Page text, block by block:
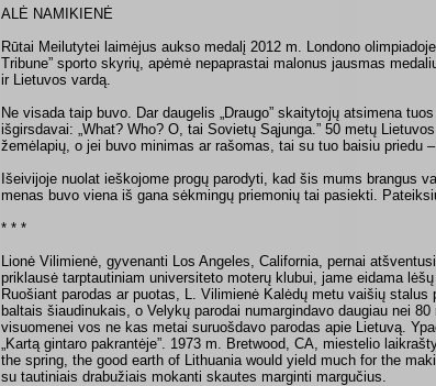
ALĖ NAMIKIENĖ
Rūtai Meilutytei laimėjus aukso medalį 2012 m. Londono
Tribune” sporto skyrių, apėmė nepaprastai malonus jausmas
ir Lietuvos vardą.
Ne visada taip buvo. Dar daugelis „Draugo” skaitytojų atsimena
išgirsdavai: „What? Who? O, tai Sovietų Sąjunga.” 50 metų
žemėlapių, o jei buvo minimas ar rašomas, tai su tuo baisiu priedu
Išeivijoje nuolat ieškojome progų parodyti, kad šis mums brangus
menas buvo viena iš gana sėkmingų priemonių tai pasiekti.
* * *
Lionė Vilimienė, gyvenanti Los Angeles, California, pernai
priklausė tarptautiniam universiteto moterų klubui, jame eidama
Ruošiant parodas ar puotas, L. Vilimienė Kalėdų metu vaišių stalus
baltais šiaudinukais, o Velykų parodai numargindavo daugiau nei
visuomenei vos ne kas metai suruošdavo parodas apie Lietuvą.
„Kartą gintaro pakrantėje”. 1973 m. Bretwood, CA, miestelio
the spring, the good earth of Lithuania would yield much for the
su tautiniais drabužiais mokanti skautes marginti margučius.